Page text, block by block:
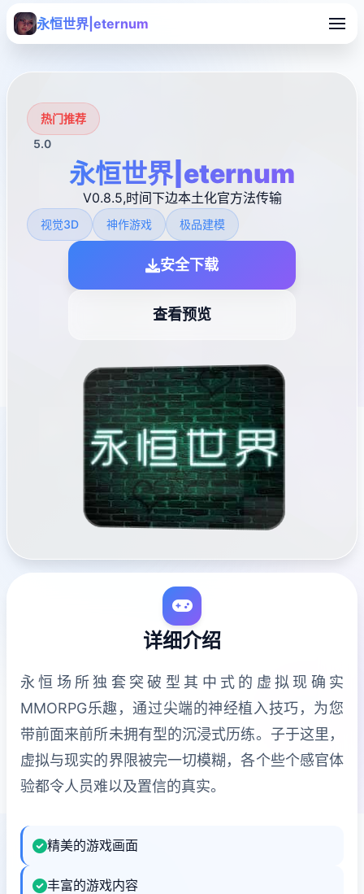
永恒世界|eternum
热门推荐
5.0
永恒世界|eternum
V0.8.5,时间下边本土化官方法传输
视觉3D 神作游戏 极品建模
安全下载
查看预览
详细介绍
永恒场所独套突破型其中式的虚拟现确实
MMORPG乐趣，通过尖端的神经植入技巧，为您
带前面来前所未拥有型的沉浸式历练。子于这里，
虚拟与现实的界限被完一切模糊，各个些个感官体
验都令人员难以及置信的真实。
精美的游戏画面
丰富的游戏内容